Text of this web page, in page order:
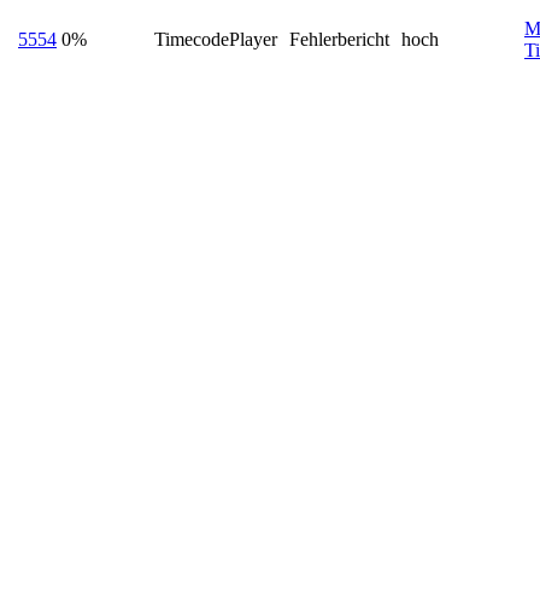
5554 0% TimecodePlayer Fehlerbericht hoch